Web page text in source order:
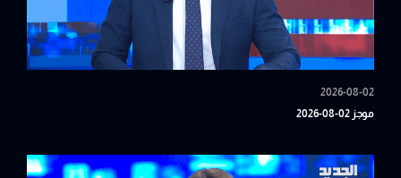
2026-08-02
موجز 02-08-2026